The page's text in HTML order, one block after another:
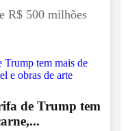
R$ 500 milhões
de Trump tem